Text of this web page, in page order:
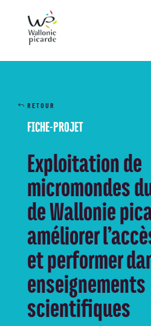
RETOUR
FICHE-PROJET
Exploitation de
micromondes
de Wallonie
améliorer
et performer
enseignements
scientifiques